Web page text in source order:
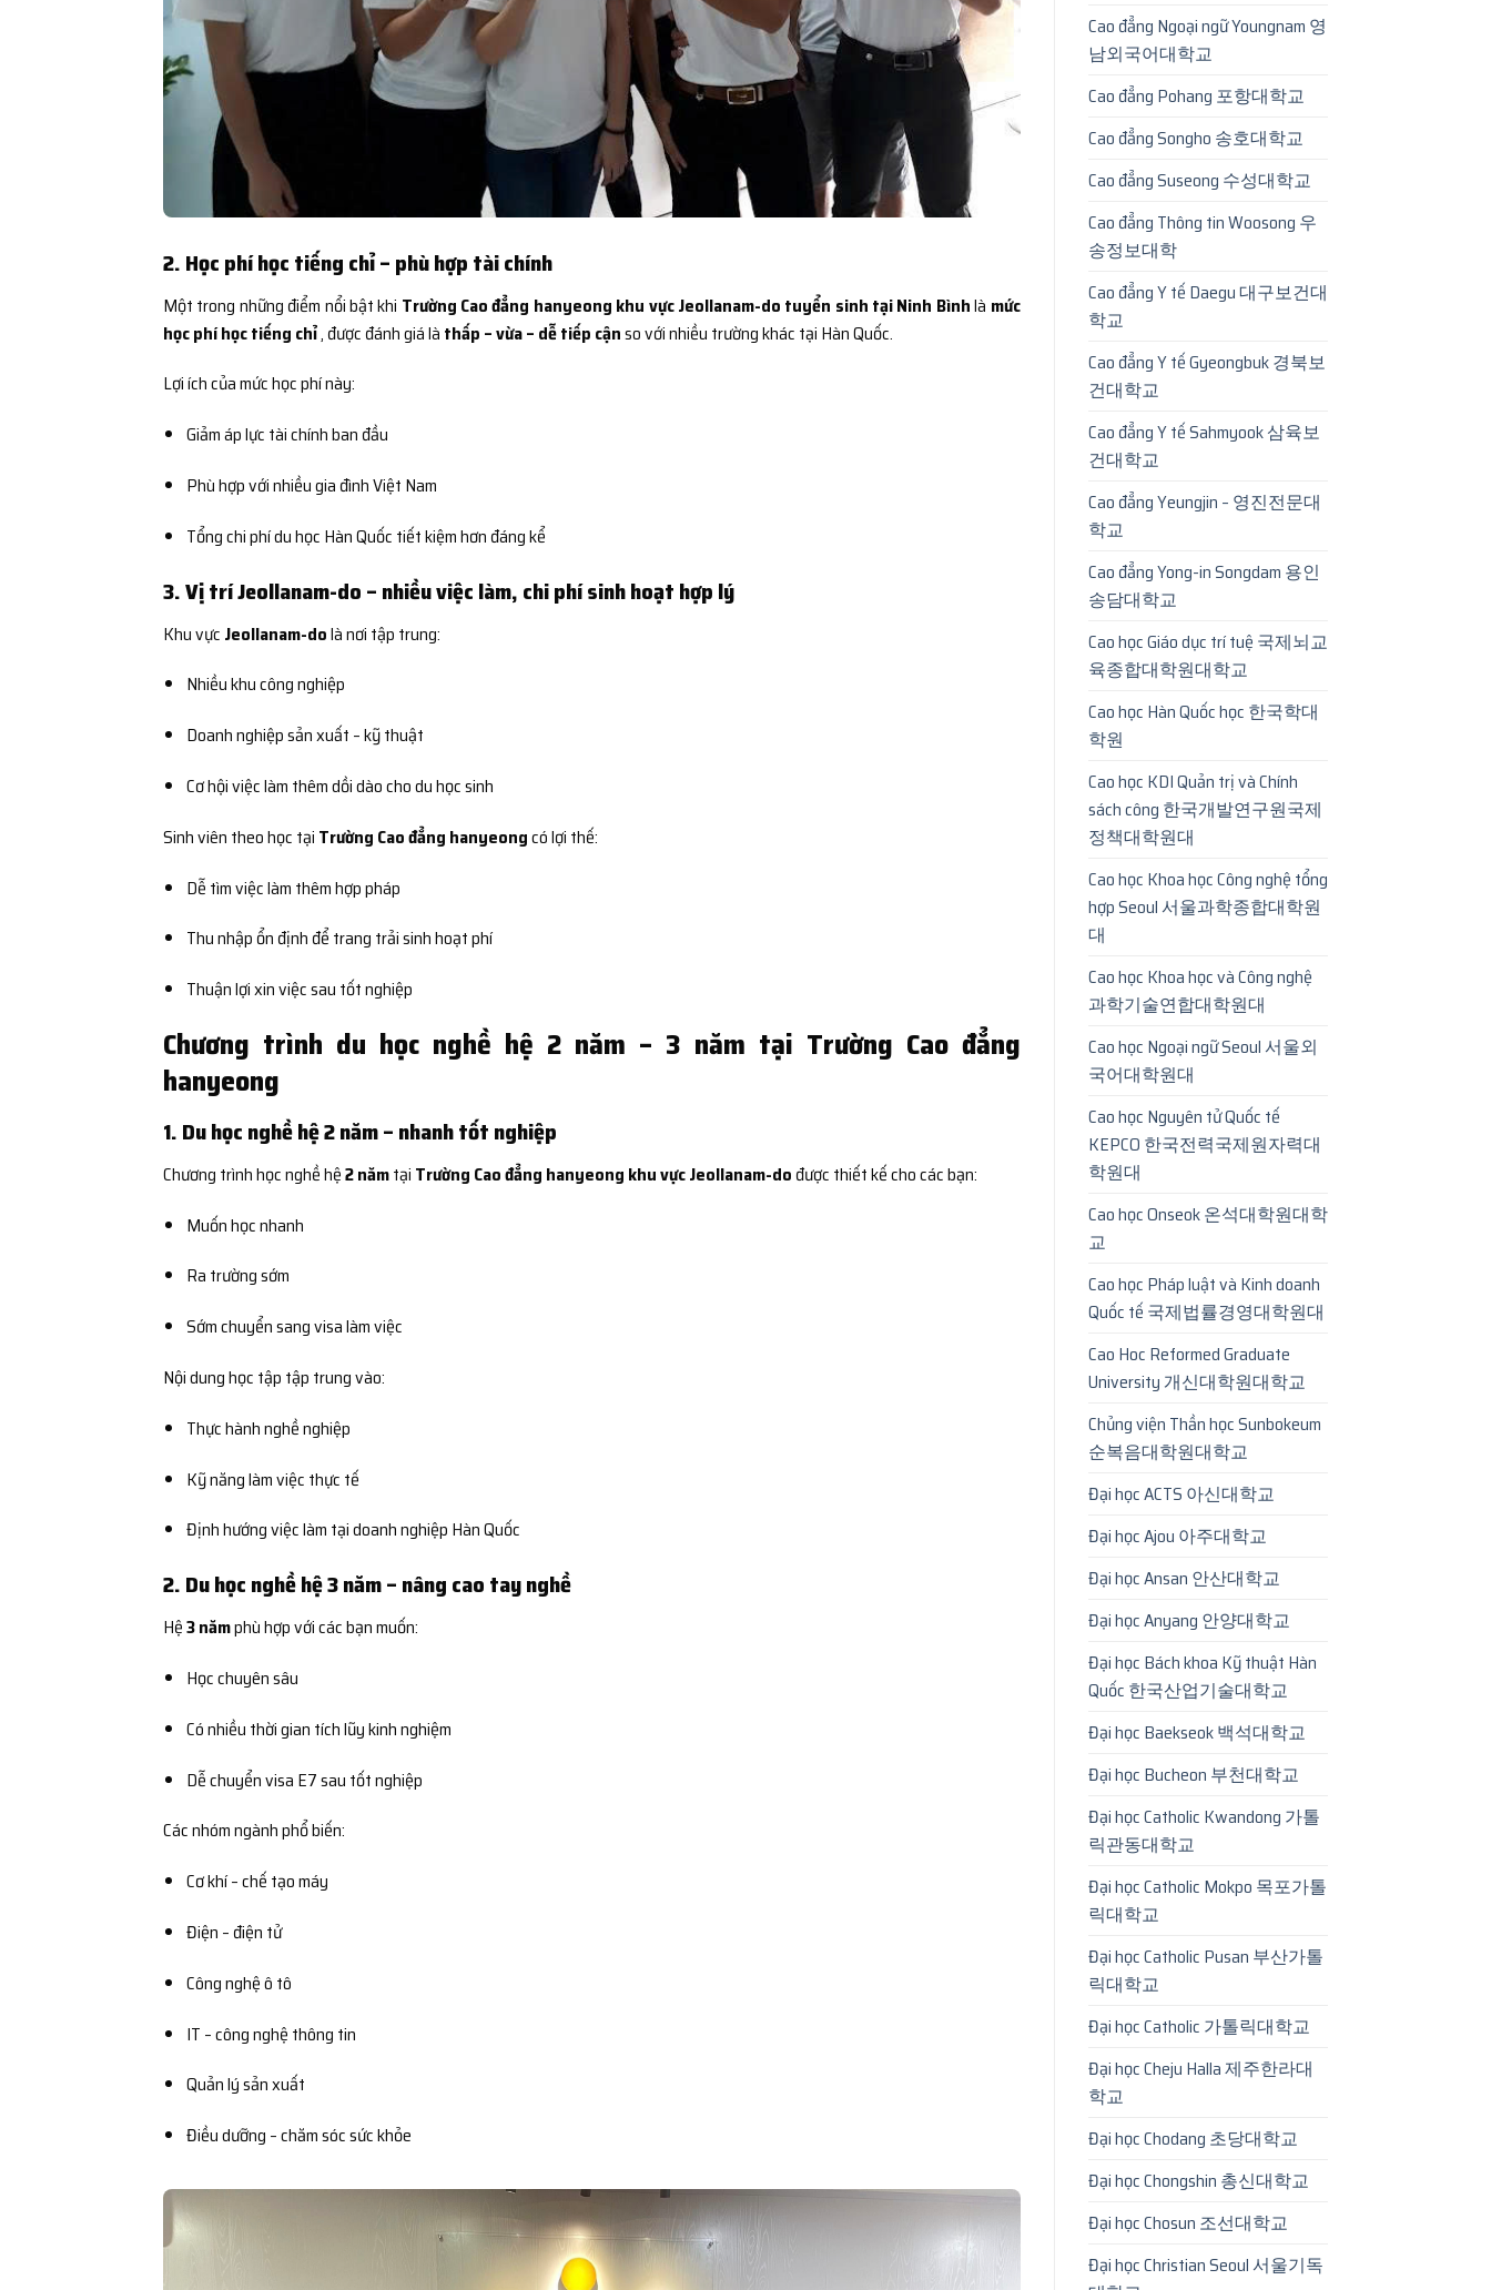
2. Học phí học tiếng chỉ – phù hợp tài chính
Một trong những điểm nổi bật khi Trường Cao đẳng hanyeong khu vực Jeollanam-do tuyển sinh tại Ninh Bìnhlà mức
học phí học tiếng chỉ, được đánh giá là thấp – vừa – dễ tiếp cậnso với nhiều trường khác tại Hàn Quốc.
Lợi ích của mức học phí này:
Giảm áp lực tài chính ban đầu
Phù hợp với nhiều gia đình Việt Nam
Tổng chi phí du học Hàn Quốc tiết kiệm hơn đáng kể
3. Vị trí Jeollanam-do – nhiều việc làm, chi phí sinh hoạt hợp lý
Khu vực Jeollanam-dolà nơi tập trung:
Nhiều khu công nghiệp
Doanh nghiệp sản xuất – kỹ thuật
Cơ hội việc làm thêm dồi dào cho du học sinh
Sinh viên theo học tại Trường Cao đẳng hanyeongcó lợi thế:
Dễ tìm việc làm thêm hợp pháp
Thu nhập ổn định để trang trải sinh hoạt phí
Thuận lợi xin việc sau tốt nghiệp
Chương trình du học nghề hệ 2 năm – 3 năm tại Trường Cao đẳng
hanyeong
1. Du học nghề hệ 2 năm – nhanh tốt nghiệp
Chương trình học nghề hệ2 nămtại Trường Cao đẳng hanyeong khu vực Jeollanam-dođược thiết kế cho các bạn:
Muốn học nhanh
Ra trường sớm
Sớm chuyển sang visa làm việc
Nội dung học tập tập trung vào:
Thực hành nghề nghiệp
Kỹ năng làm việc thực tế
Định hướng việc làm tại doanh nghiệp Hàn Quốc
2. Du học nghề hệ 3 năm – nâng cao tay nghề
Hệ3 nămphù hợp với các bạn muốn:
Học chuyên sâu
Có nhiều thời gian tích lũy kinh nghiệm
Dễ chuyển visa E7 sau tốt nghiệp
Các nhóm ngành phổ biến:
Cơ khí – chế tạo máy
Điện – điện tử
Công nghệ ô tô
IT – công nghệ thông tin
Quản lý sản xuất
Điều dưỡng – chăm sóc sức khỏe
Cao đẳng Ngoại ngữ Youngnam 영
남외국어대학교
Cao đẳng Pohang 포항대학교
Cao đẳng Songho 송호대학교
Cao đẳng Suseong 수성대학교
Cao đẳng Thông tin Woosong 우
송정보대학
Cao đẳng Y tế Daegu 대구보건대
학교
Cao đẳng Y tế Gyeongbuk 경북보
건대학교
Cao đẳng Y tế Sahmyook 삼육보
건대학교
Cao đẳng Yeungjin – 영진전문대
학교
Cao đẳng Yong-in Songdam 용인
송담대학교
Cao học Giáo dục trí tuệ 국제뇌교
육종합대학원대학교
Cao học Hàn Quốc học 한국학대
학원
Cao học KDI Quản trị và Chính
sách công 한국개발연구원국제
정책대학원대
Cao học Khoa học Công nghệ tổng
hợp Seoul 서울과학종합대학원
대
Cao học Khoa học và Công nghệ
과학기술연합대학원대
Cao học Ngoại ngữ Seoul 서울외
국어대학원대
Cao học Nguyên tử Quốc tế
KEPCO 한국전력국제원자력대
학원대
Cao học Onseok 온석대학원대학
교
Cao học Pháp luật và Kinh doanh
Quốc tế 국제법률경영대학원대
Cao Hoc Reformed Graduate
University 개신대학원대학교
Chủng viện Thần học Sunbokeum
순복음대학원대학교
Đại học ACTS 아신대학교
Đại học Ajou 아주대학교
Đại học Ansan 안산대학교
Đại học Anyang 안양대학교
Đại học Bách khoa Kỹ thuật Hàn
Quốc 한국산업기술대학교
Đại học Baekseok 백석대학교
Đại học Bucheon 부천대학교
Đại học Catholic Kwandong 가톨
릭관동대학교
Đại học Catholic Mokpo 목포가톨
릭대학교
Đại học Catholic Pusan 부산가톨
릭대학교
Đại học Catholic 가톨릭대학교
Đại học Cheju Halla 제주한라대
학교
Đại học Chodang 초당대학교
Đại học Chongshin 총신대학교
Đại học Chosun 조선대학교
Đại học Christian Seoul 서울기독